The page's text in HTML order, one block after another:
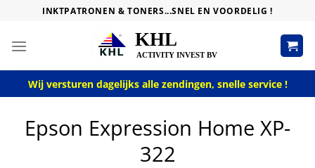
content
INKTPATRONEN & TONERS...SNEL EN VOORDELIG !
Wij versturen dagelijks alle zendingen, snelle service !
Epson Expression Home XP-
322